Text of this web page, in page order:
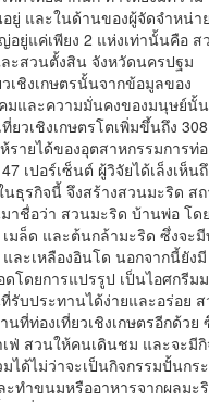
ยู่ และในด้านของผู้จัดจำหน่า
ยู่แค่เพียง 2 แห่งเท่านั้นคือ ส
ะสวนตั้งสิน จังหวัดนครปฐม
เชิงเกษตรนั้นจากข้อมูลของ
มและความมั่นคงของมนุษย์นั้
ยวเชิงเกษตรโตเพิ่มขึ้นถึง 308
รายได้ของอุตสาหกรรมการท่
เปอร์เซ็นต์ ผู้วิจัยได้เล็งเห็น
ธุรกิจนี้ จึงสร้างสวนมะริด ส
มาชื่อว่า สวนมะริด บ้านพ่อ โด
มล็ด และต้นกล้ามะริด ซึ่งจะมี
ละเหลืองอินโด นอกจากนี้ยังมี
โดยการแปรรูป เป็นไอศกรีม
รับประทานได้ง่ายและอร่อย
ที่ท่องเที่ยวเชิงเกษตรอีกด้วย
ฟ่ สวนให้คนเดินชม และจะมี
ได้ไม่ว่าจะเป็นกิจกรรมปั้นกร
ทำขนมหรืออาหารจากผลมะ